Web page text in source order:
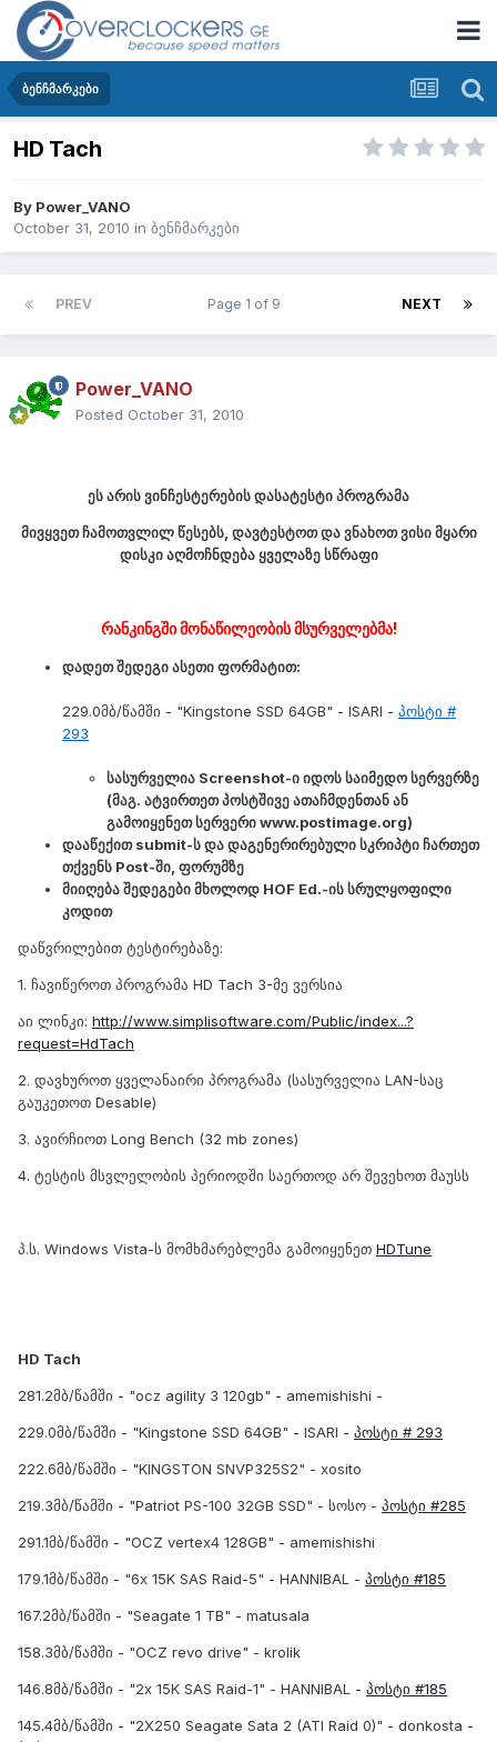
ბენჩმარკები
HD Tach
By Power_VANO
October 31, 2010 in ბენჩმარკები
PREV NEXT
Page 1 of 9
Power_VANO
Posted October 31, 2010
ეს არის ვინჩესტერების დასატესტი პროგრამა
მივყვეთ ჩამოთვლილ წესებს, დავტესტოთ და ვნახოთ ვისი მყარი
დისკი აღმოჩნდება ყველაზე სწრაფი
რანკინგში მონაწილეობის მსურველებმა!
დადეთ შედეგი ასეთი ფორმატით:
229.0მბ/წამში - "Kingstone SSD 64GB" - ISARI - პოსტი #
293
სასურველია Screenshot-ი იდოს საიმედო სერვერზე
(მაგ. ატვირთეთ პოსტშივე ათაჩმდენთან ან
გამოიყენეთ სერვერიwww.postimage.org)
დააწექით submit-ს და დაგენერირებული სკრიპტი ჩართეთ
თქვენს Post-ში, ფორუმზე
მიიღება შედეგები მხოლოდ HOF Ed.-ის სრულყოფილი
კოდით
დაწვრილებით ტესტირებაზე:
1. ჩავიწეროთ პროგრამა HD Tach 3-მე ვერსია
აი ლინკი: http://www.simplisoftware.com/Public/index...?
request=HdTach
2. დავხუროთ ყველანაირი პროგრამა (სასურველია LAN-საც
გაუკეთოთ Desable)
3. ავირჩიოთ Long Bench (32 mb zones)
4. ტესტის მსვლელობის პერიოდში საერთოდ არ შევეხოთ მაუსს
პ.ს. Windows Vista-ს მომხმარებლემა გამოიყენეთ HDTune
HD Tach
281.2მბ/წამში - "ocz agility 3 120gb" - amemishishi -
229.0მბ/წამში - "Kingstone SSD 64GB" - ISARI - პოსტი # 293
222.6მბ/წამში - "KINGSTON SNVP325S2" - xosito
219.3მბ/წამში - "Patriot PS-100 32GB SSD" - სოსო - პოსტი #285
291.1მბ/წამში - "OCZ vertex4 128GB" - amemishishi
179.1მბ/წამში - "6x 15K SAS Raid-5" - HANNIBAL - პოსტი #185
167.2მბ/წამში - "Seagate 1 TB" - matusala
158.3მბ/წამში - "OCZ revo drive" - krolik
146.8მბ/წამში - "2x 15K SAS Raid-1" - HANNIBAL - პოსტი #185
145.4მბ/წამში - "2X250 Seagate Sata 2 (ATI Raid 0)" - donkosta -